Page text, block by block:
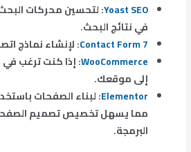
Yoast SEO: لتحسين محركات
في نتائج البحث.
Contact Form 7: لإنشاء نماذج
WooCommerce: إذا كنت ترغب
إلى موقعك.
Elementor: لبناء الصفحات
مما يسهل تخصيص تصميم
البرمجة.